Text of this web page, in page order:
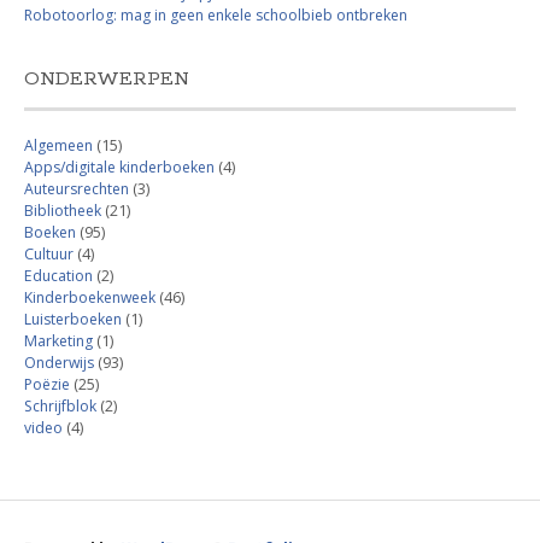
Robotoorlog: mag in geen enkele schoolbieb ontbreken
ONDERWERPEN
Algemeen (15)
Apps/digitale kinderboeken (4)
Auteursrechten (3)
Bibliotheek (21)
Boeken (95)
Cultuur (4)
Education (2)
Kinderboekenweek (46)
Luisterboeken (1)
Marketing (1)
Onderwijs (93)
Poëzie (25)
Schrijfblok (2)
video (4)